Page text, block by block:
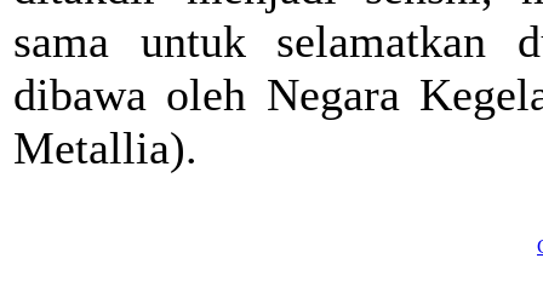
sama untuk selamatkan
dibawa oleh Negara
Metallia).